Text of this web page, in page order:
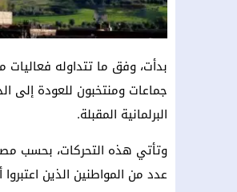
بدأت، وفق ما تتداوله فعاليات
جماعات ومنتخبون للعودة إلى
البرلمانية المقبلة.
وتأتي هذه التحركات، بحسب
عدد من المواطنين الذين